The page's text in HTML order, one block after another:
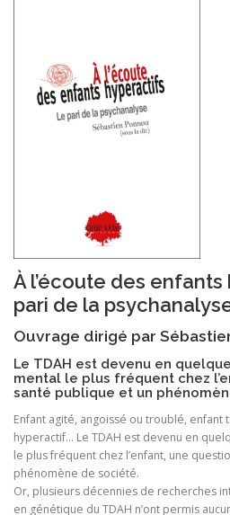
À l’écoute des
pari de la
Ouvrage dirigé par
Le TDAH est devenu en
mental le plus fréquent chez
santé publique et un
Enfant agité, angoissé ou troublé,
hyperactif… Le TDAH est devenu en
le plus fréquent chez l’enfant, une
phénomène de société.
Or, plusieurs décennies de recherches
en génétique du TDAH n’ont permis